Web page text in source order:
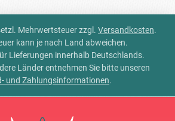
Mehrwertsteuer zzgl. Versandkosten.
kann je nach Land abweichen.
Lieferungen innerhalb Deutschlands.
Länder entnehmen Sie bitte unseren
und Zahlungsinformationen.